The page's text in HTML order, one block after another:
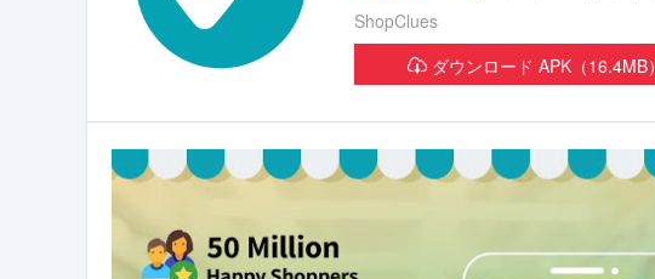
ShopClues
ダウンロード APK（16.4MB）